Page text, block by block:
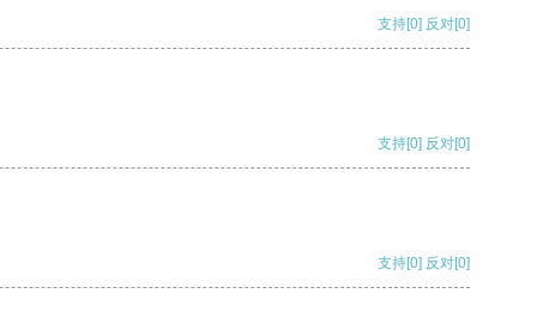
支持[0] 反对[0]
支持[0] 反对[0]
支持[0] 反对[0]